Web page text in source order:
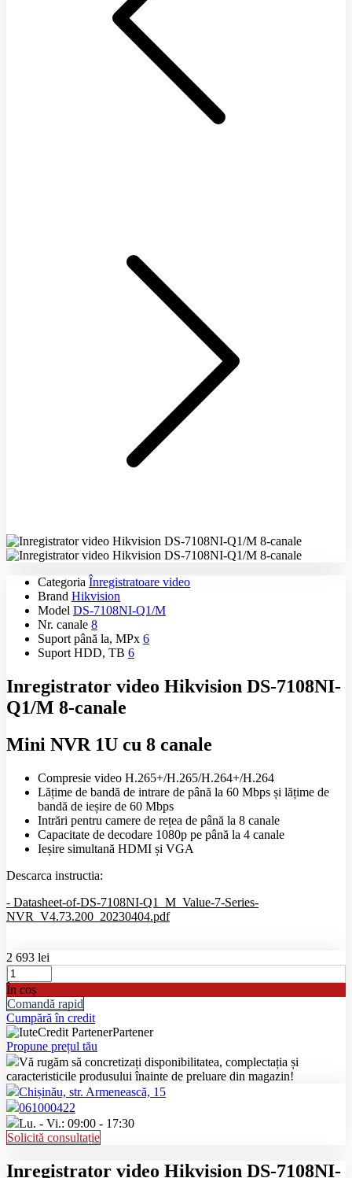
Categoria Înregistratoare video
Brand Hikvision
Model DS-7108NI-Q1/M
Nr. canale 8
Suport până la, MPx 6
Suport HDD, TB 6
Inregistrator video Hikvision DS-7108NI-
Q1/M 8-canale
Mini NVR 1U cu 8 canale
Compresie video H.265+/H.265/H.264+/H.264
Lățime de bandă de intrare de până la 60 Mbps și lățime de
bandă de ieșire de 60 Mbps
Intrări pentru camere de rețea de până la 8 canale
Capacitate de decodare 1080p pe până la 4 canale
Ieșire simultană HDMI și VGA
Descarca instructia:
- Datasheet-of-DS-7108NI-Q1_M_Value-7-Series-
NVR_V4.73.200_20230404.pdf
2 693 lei
În coș
Comandă rapid
Cumpără în credit
Partener
Propune prețul tău
Vă rugăm să concretizați disponibilitatea, complectația și
caracteristicile produsului înainte de preluare din magazin!
Chișinău, str. Armenească, 15
061000422
Lu. - Vi.: 09:00 - 17:30
Solicită consultație
Inregistrator video Hikvision DS-7108NI-